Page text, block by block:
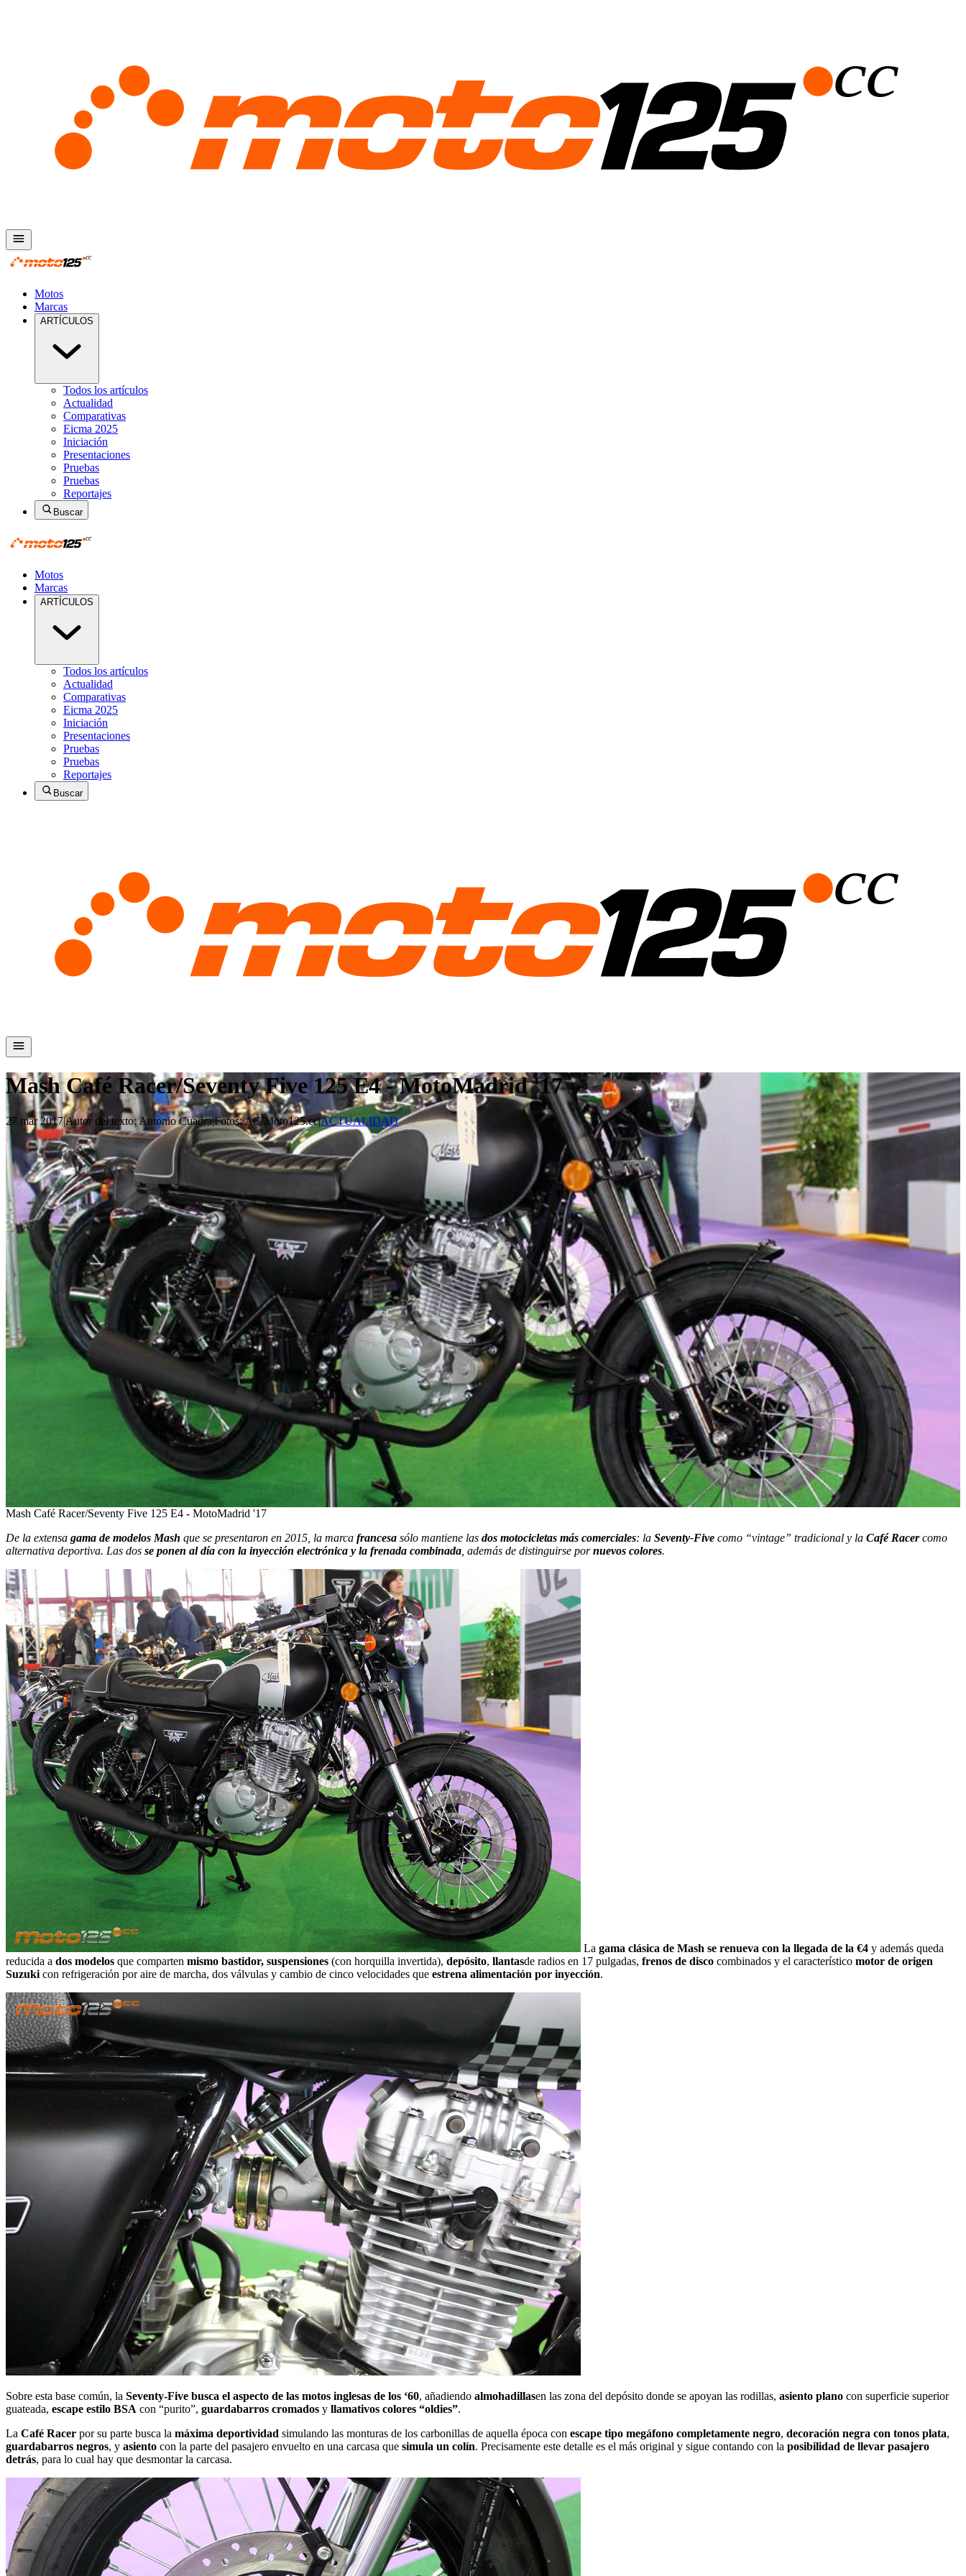
Motos
Marcas
ARTÍCULOS
Todos los artículos
Actualidad
Comparativas
Eicma 2025
Iniciación
Presentaciones
Pruebas
Pruebas
Reportajes
Buscar
Motos
Marcas
ARTÍCULOS
Todos los artículos
Actualidad
Comparativas
Eicma 2025
Iniciación
Presentaciones
Pruebas
Pruebas
Reportajes
Buscar
Mash Café Racer/Seventy Five 125 E4 - MotoMadrid '17
27 mar 2017|Autor del texto:Antonio Cuadra|Fotos:AC/Moto125.cc|ACTUALIDAD
Mash Café Racer/Seventy Five 125 E4 - MotoMadrid '17
De la extensa gama de modelos Mash que se presentaron en 2015, la marca francesa sólo mantiene las dos motocicletas más comerciales: la Seventy-Five como “vintage” tradicional y la Café Racercomo
alternativa deportiva. Las dos se ponen al día con la inyección electrónica y la frenada combinada , además de distinguirse pornuevos colores.
La gama clásica de Mash se renueva con la llegada de la €4 y además queda
reducida a dos modelos que comparten mismo bastidor, suspensiones (con horquilla invertida), depósito, llantasde radios en 17 pulgadas, frenos de disco combinados y el característico motor de origen
Suzuki con refrigeración por aire de marcha, dos válvulas y cambio de cinco velocidades que estrena alimentación por inyección.
Sobre esta base común, la Seventy-Five busca el aspecto de las motos inglesas de los ‘60, añadiendo almohadillasen las zona del depósito donde se apoyan las rodillas, asiento plano con superficie superior
guateada, escape estilo BSA con “purito”, guardabarros cromados y llamativos colores “oldies”.
La Café Racer por su parte busca la máxima deportividad simulando las monturas de los carbonillas de aquella época con escape tipo megáfono completamente negro, decoración negra con tonos plata,
guardabarros negros, y asiento con la parte del pasajero envuelto en una carcasa que simula un colín. Precisamente este detalle es el más original y sigue contando con la posibilidad de llevar pasajero
detrás, para lo cual hay que desmontar la carcasa.